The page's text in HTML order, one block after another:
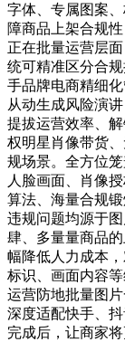
字体、专属图案
障商品上架合规
正在批量运营层
统可精准区分合
手品牌电商精细
从动生成风险演
提拔运营效率、
权明星肖像带货
规场景。全方位
人脸画面、肖像
算法、海量合规
违规问题均源于
肆、多量量商品
幅降低人力成本
标识、画面内容
运营防地批量图
深度适配快手、
完成后，让商家